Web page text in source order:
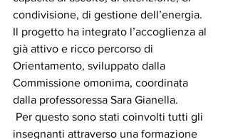
condivisione, di gestione dell’energia.
Il progetto ha integrato l’accoglienza al
già attivo e ricco percorso di
Orientamento, sviluppato dalla
Commissione omonima, coordinata
dalla professoressa Sara Gianella.
Per questo sono stati coinvolti tutti gli
insegnanti attraverso una formazione